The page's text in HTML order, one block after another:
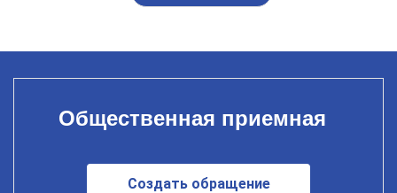
Общественная приемная
Создать обращение